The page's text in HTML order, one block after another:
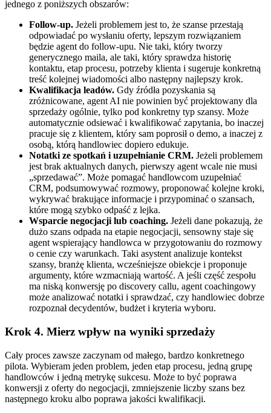
jednego z poniższych obszarów:
Follow-up. Jeżeli problemem jest to, że szanse przestają
odpowiadać po wysłaniu oferty, lepszym rozwiązaniem
będzie agent do follow-upu. Nie taki, który tworzy
generycznego maila, ale taki, który sprawdza historię
kontaktu, etap procesu, potrzeby klienta i sugeruje konkretną
treść kolejnej wiadomości albo następny najlepszy krok.
Kwalifikacja leadów. Gdy źródła pozyskania są
zróżnicowane, agent AI nie powinien być projektowany dla
sprzedaży ogólnie, tylko pod konkretny typ szansy. Może
automatycznie odsiewać i kwalifikować zapytania, bo inaczej
pracuje się z klientem, który sam poprosił o demo, a inaczej z
osobą, którą handlowiec dopiero edukuje.
Notatki ze spotkań i uzupełnianie CRM. Jeżeli problemem
jest brak aktualnych danych, pierwszy agent wcale nie musi
„sprzedawać”. Może pomagać handlowcom uzupełniać
CRM, podsumowywać rozmowy, proponować kolejne kroki,
wykrywać brakujące informacje i przypominać o szansach,
które mogą szybko odpaść z lejka.
Wsparcie negocjacji lub coaching. Jeżeli dane pokazują, że
dużo szans odpada na etapie negocjacji, sensowny staje się
agent wspierający handlowca w przygotowaniu do rozmowy
o cenie czy warunkach. Taki asystent analizuje kontekst
szansy, branżę klienta, wcześniejsze obiekcje i proponuje
argumenty, które wzmacniają wartość. A jeśli część zespołu
ma niską konwersję po discovery callu, agent coachingowy
może analizować notatki i sprawdzać, czy handlowiec dobrze
rozpoznał decydentów, budżet i kryteria wyboru.
Krok 4. Mierz wpływ na wyniki sprzedaży
Cały proces zawsze zaczynam od małego, bardzo konkretnego
pilota. Wybieram jeden problem, jeden etap procesu, jedną grupę
handlowców i jedną metrykę sukcesu. Może to być poprawa
konwersji z oferty do negocjacji, zmniejszenie liczby szans bez
następnego kroku albo poprawa jakości kwalifikacji.